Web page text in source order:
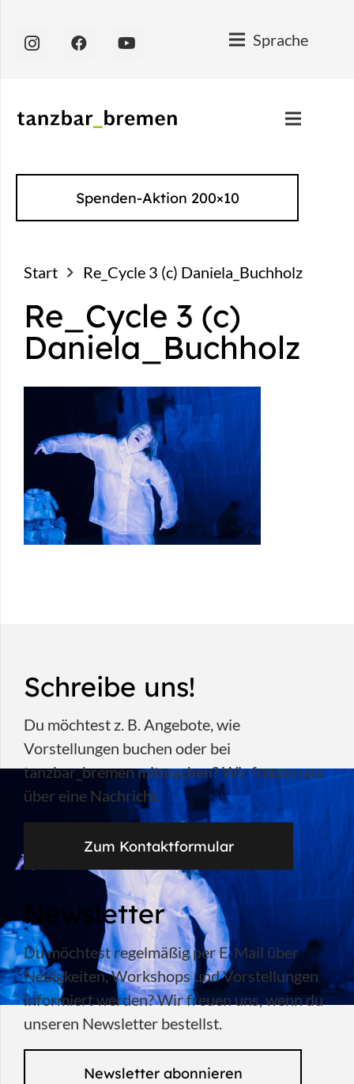
Sprache
Spenden-Aktion 200×10
Start Re_Cycle 3 (c) Daniela_Buchholz
Re_Cycle 3 (c)
Daniela_Buchholz
Schreibe uns!
Du möchtest z. B. Angebote, wie
Vorstellungen buchen oder bei
tanzbar_bremen mitmachen? Wir freuen uns
über eine Nachricht.
Zum Kontaktformular
Newsletter
Du möchtest regelmäßig per E-Mail über
Neuigkeiten, Workshops und Vorstellungen
informiert werden? Wir freuen uns, wenn du
unseren Newsletter bestellst.
Newsletter abonnieren